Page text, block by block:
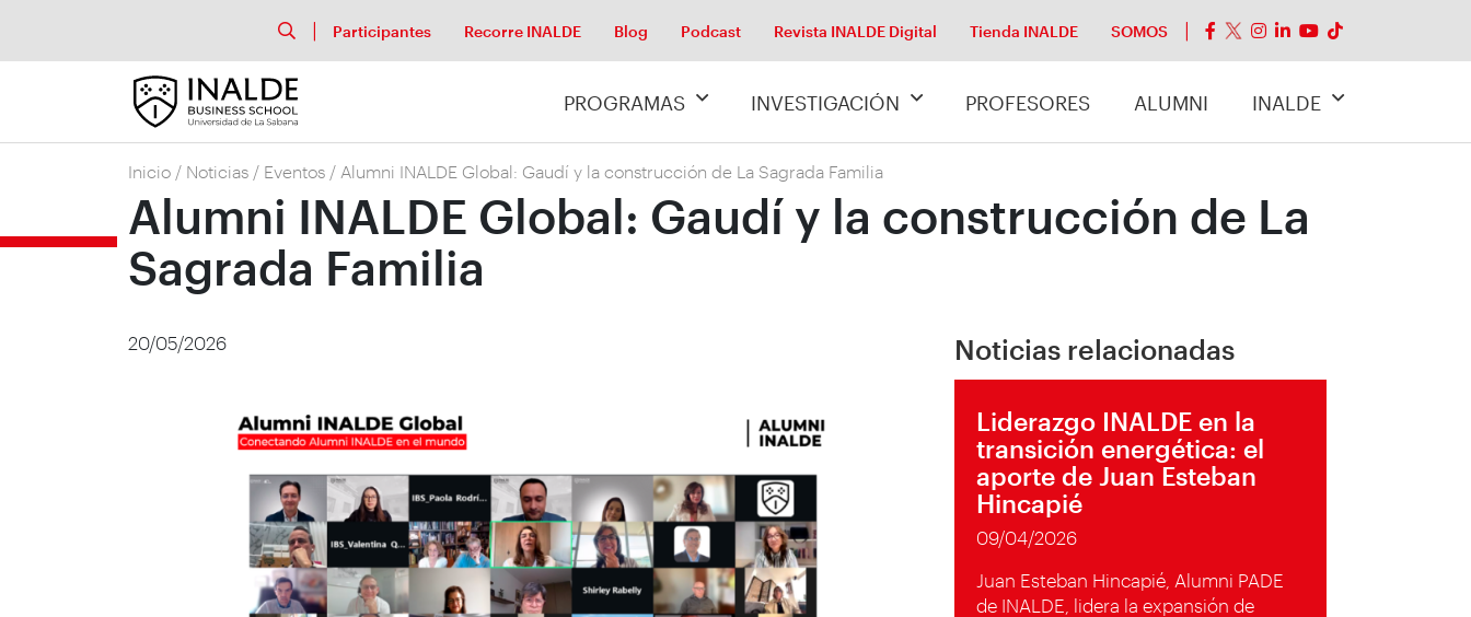
Participantes Recorre INALDE Blog Podcast Revista INALDE Digital Tienda INALDE SOMOS
PROGRAMAS INVESTIGACIÓN PROFESORES ALUMNI INALDE
Inicio / Noticias / Eventos / Alumni INALDE Global: Gaudí y la construcción de La Sagrada Familia
Alumni INALDE Global: Gaudí y la construcción de La
Sagrada Familia
20/05/2026 Noticias relacionadas
Liderazgo INALDE en la
transición energética: el
aporte de Juan Esteban
Hincapié
09/04/2026
Juan Esteban Hincapié, Alumni PADE
de INALDE, lidera la expansión de